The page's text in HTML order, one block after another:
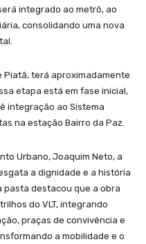
integrado ao metrô, ao
consolidando uma nova
Piatã, terá aproximadamente
etapa está em fase inicial,
integração ao Sistema
na estação Bairro da Paz.
Urbano, Joaquim Neto, a
a dignidade e a história
pasta destacou que a obra
do VLT, integrando
praças de convivência e
a mobilidade e o